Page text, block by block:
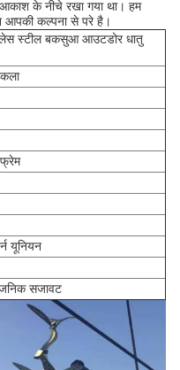
के नीचे रखा गया था। हम
आपकी कल्पना से परे है।
स्टील बकसुआ आउटडोर धातु
यूनियन
सजावट